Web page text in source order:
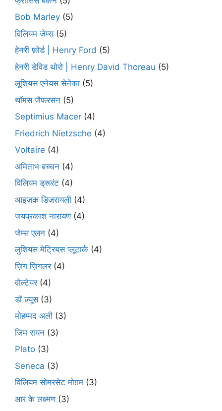
Bob Marley (5)
विलियम जेम्स(5)
हेनरी फ़ोर्ड | Henry Ford (5)
हेनरी डेविड थोरो | Henry David Thoreau (5)
लूशियस एनेयस सेनेका (5)
थॉमस जैफरसन (5)
Septimius Macer (4)
Friedrich Nietzsche (4)
Voltaire (4)
अमिताभ बच्चन (4)
विलियम ड्रूरंट (4)
आइज़क डिजरायली (4)
जयप्रकाश नारायण(4)
जेम्स एलन (4)
लुशियस मेट्रियस प्लूटार्क (4)
ज़िग ज़िगलर(4)
वोल्टेयर(4)
डॉ ज़्यूस(3)
मोहम्मद अली (3)
जिम रायन (3)
Plato (3)
Seneca (3)
विलियम सोमरसेट मोग़म (3)
आर के लक्ष्मण(3)